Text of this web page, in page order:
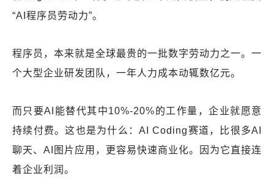
“AI程序员劳动力”。
程序员，本来就是全球最贵的一批数字劳动力之一。一
个大型企业研发团队，一年人力成本动辄数亿元。
而只要AI能替代其中10%-20%的工作量，企业就愿意
持续付费。这也是为什么：AI Coding赛道，比很多AI
聊天、AI图片应用，更容易快速商业化。因为它直接连
着企业利润。